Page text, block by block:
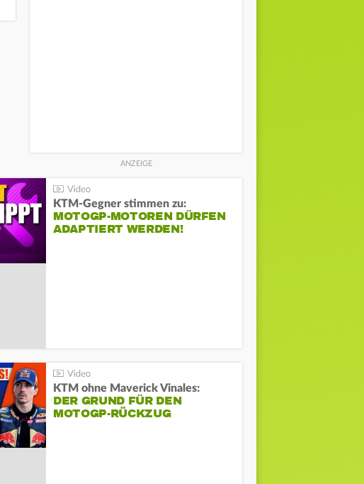
KTM-Gegner stimmen zu:
MOTOGP-MOTOREN DÜRFEN
ADAPTIERT WERDEN!
KTM ohne Maverick Vinales:
DER GRUND FÜR DEN
MOTOGP-RÜCKZUG